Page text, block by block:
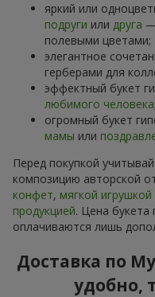
яркий или
подруги или друга
полевыми цветами;
элегантное
герберами для
эффектный букет
любимого человека;
огромный букет
мамы или
Перед покупкой
композицию авторской
конфет, мягкой игрушкой
продукцией. Цена букета
оплачиваются лишь
Доставка по
удобно,